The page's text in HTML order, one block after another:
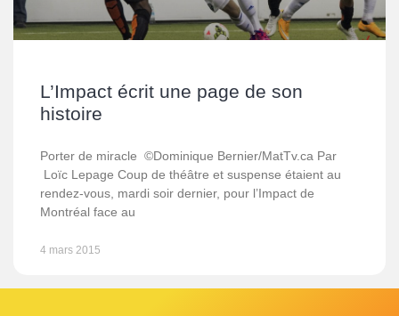
L’Impact écrit une page de son
histoire
Porter de miracle ©Dominique Bernier/MatTv.ca Par
Loïc Lepage Coup de théâtre et suspense étaient au
rendez-vous, mardi soir dernier, pour l’Impact de
Montréal face au
4 mars 2015